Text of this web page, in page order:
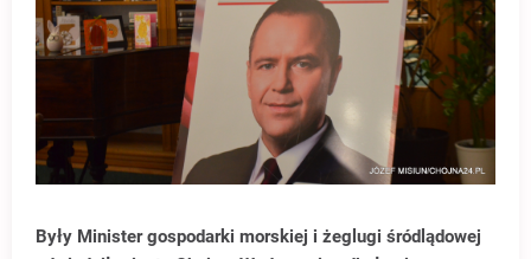
Były Minister gospodarki morskiej i żeglugi śródlądowej